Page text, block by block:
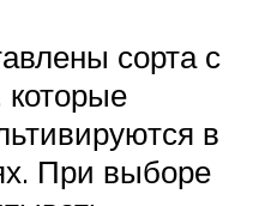
сорта с
в
При выборе